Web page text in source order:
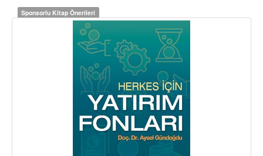
Sponsorlu Kitap Önerileri